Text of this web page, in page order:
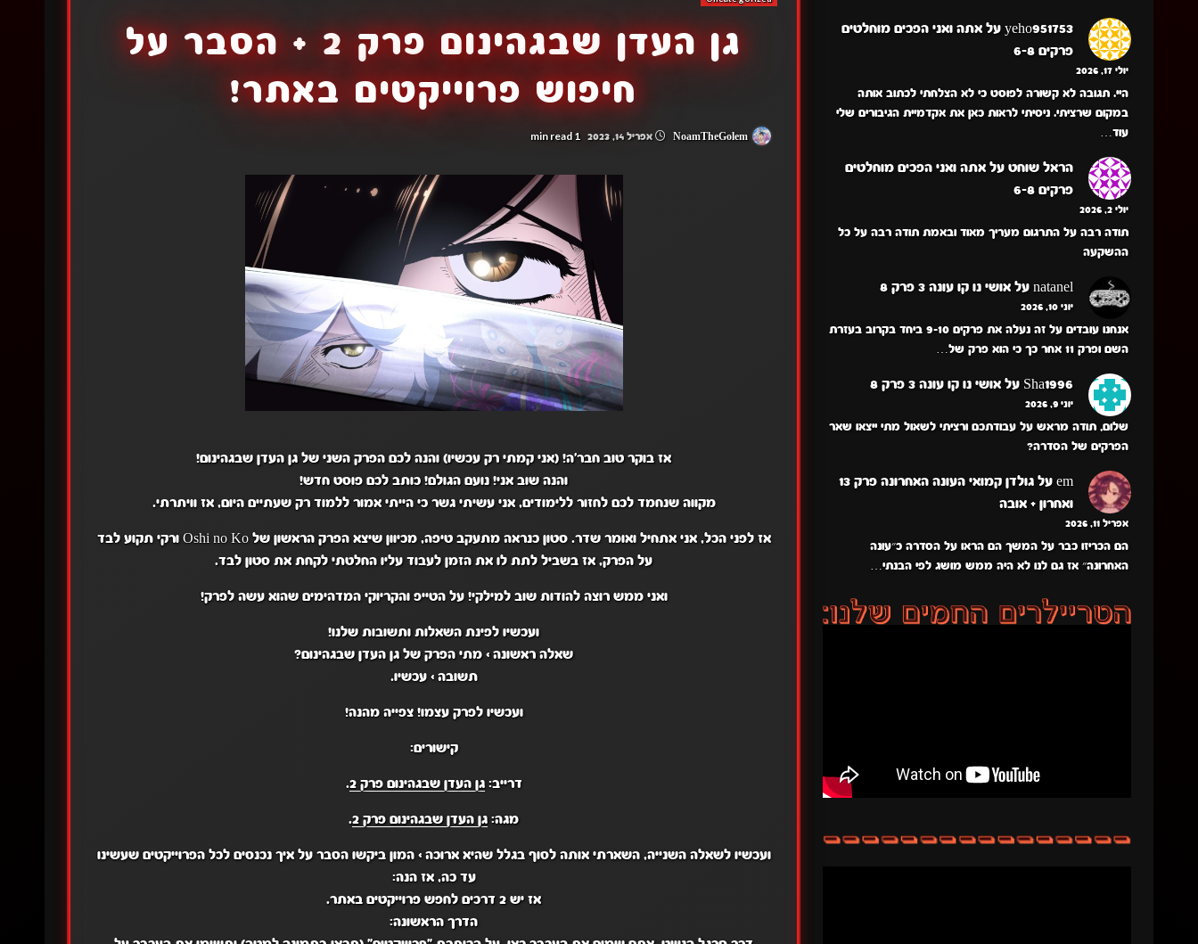
גן העדן שבגהינום פרק 2 + הסבר על
חיפוש פרוייקטים באתר!
אפריל 14, 2023 1 min read
אז בוקר טוב חבר'ה! (אני קמתי רק עכשיו) והנה לכם הפרק השני של גן העדן שבגהינום!
והנה שוב אני! נועם הגולם! כותב לכם פוסט חדש!
מקווה שנחמד לכם לחזור ללימודים, אני עשיתי גשר כי הייתי אמור ללמוד רק שעתיים היום, אז וויתרתי.
אז לפני הכל, אני אתחיל ואומר שדר. סטון כנראה מתעקב טיפה, מכיוון שיצא הפרק הראשון של Oshi no Ko ורקי תקוע לבד
על הפרק, אז בשביל לתת לו את הזמן לעבוד עליו החלטתי לקחת את סטון לבד.
ואני ממש רוצה להודות שוב למילקי! על הטייפ והקריוקי המדהימים שהוא עשה לפרק!
ועכשיו לפינת השאלות ותשובות שלנו!
שאלה ראשונה > מתי הפרק של גן העדן שבגהינום?
תשובה >עכשיו.
ועכשיו לפרק עצמו! צפייה מהנה!
קישורים:
דרייב:גן העדן שבגהינום פרק 2 .
מגה:גן העדן שבגהינום פרק 2 .
ועכשיו לשאלה השנייה, השארתי אותה לסוף בגלל שהיא ארוכה >המון ביקשו הסבר על איך נכנסים לכל הפרוייקטים שעשינו
עד כה, אז הנה:
אז יש 2 דרכים לחפש פרוייקטים באתר.
הדרך הראשונה:
yeho951753 עלאתה ואני הפכים מוחלטים
פרקים 6-8
יולי 17, 2026
היי. תגובה לא קשורה לפוסט כי לא הצלחתי לכתוב אותה
במקום שרציתי. ניסיתי לראות כאן את אקדמיית הגיבורים שלי
עוד…
הראל שוחט עלאתה ואני הפכים מוחלטים
פרקים 6-8
יולי 2, 2026
תודה רבה על התרגום מעריך מאוד ובאמת תודה רבה על כל
ההשקעה
natanel עלאושי נו קו עונה 3 פרק 8
יוני 10, 2026
אנחנו עובדים על זה נעלה את פרקים 9-10 ביחד בקרוב בעזרת
השם ופרק 11 אחר כך כי הוא פרק של…
Sha1996 עלאושי נו קו עונה 3 פרק 8
יוני 9, 2026
שלום, תודה מראש על עבודתכם ורציתי לשאול מתי ייצאו שאר
הפרקים של הסדרה?
em על
גולדן קמואי העונה האחרונה פרק 13
ואחרון + אובה
אפריל 11, 2026
הם הכריזו כבר על המשך הם הראו על הסדרה כ״עונה
האחרונה״ אז גם לנו לא היה ממש מושג לפי הבנתי…